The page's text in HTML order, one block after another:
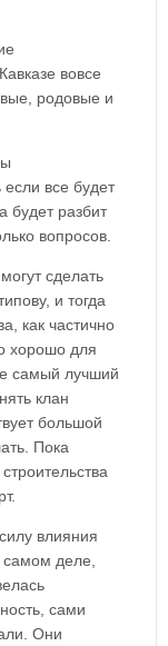
вовсе
родовые и
все будет
будет разбит
вопросов.
сделать
и тогда
как частично
хорошо для
самый лучший
клан
большой
Пока
влияния
деле,
сами
Они